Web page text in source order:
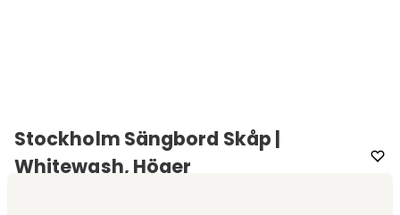
Stockholm Sängbord Skåp |
Whitewash, Höger